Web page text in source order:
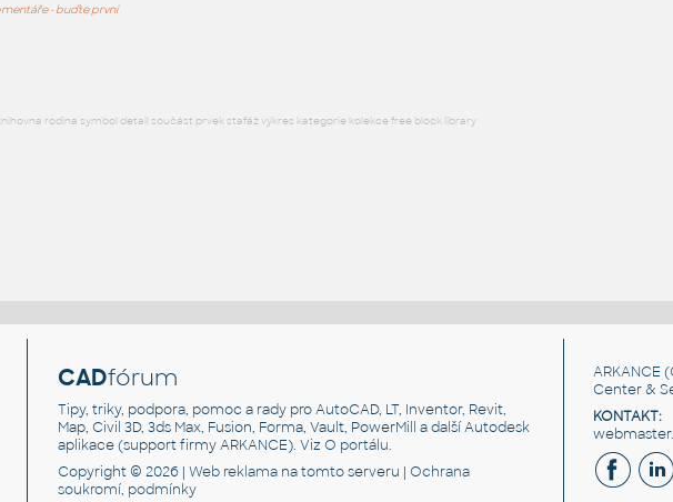
- buďte první
rodina symbol detail součást prvek stafáž výkres kategorie kolekce free block library
CADfórum
Tipy, triky, podpora, pomoc a rady pro AutoCAD, LT, Inventor, Revit,
Map, Civil 3D, 3ds Max, Fusion, Forma, Vault, PowerMill a další Autodesk
aplikace (support firmy ARKANCE). VizO portálu.
Copyright © 2026 |Web reklama na tomto serveru |Ochrana
soukromí, podmínky
ARKANCE
Center &
KONTAKT: